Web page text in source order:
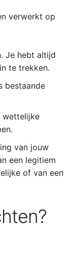
verwerkt op
Je hebt altijd
te trekken.
bestaande
wettelijke
van jouw
een legitiem
of van een